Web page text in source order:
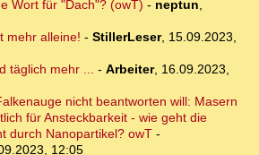
Wort für "Dach"? (owT) - neptun
mehr alleine! - StillerLeser, 15.09.2023,
täglich mehr ...
- Arbeiter, 16.09.2023,
nicht beantworten will: Masern
für Ansteckbarkeit - wie geht die
durch Nanopartikel? owT -
12:05